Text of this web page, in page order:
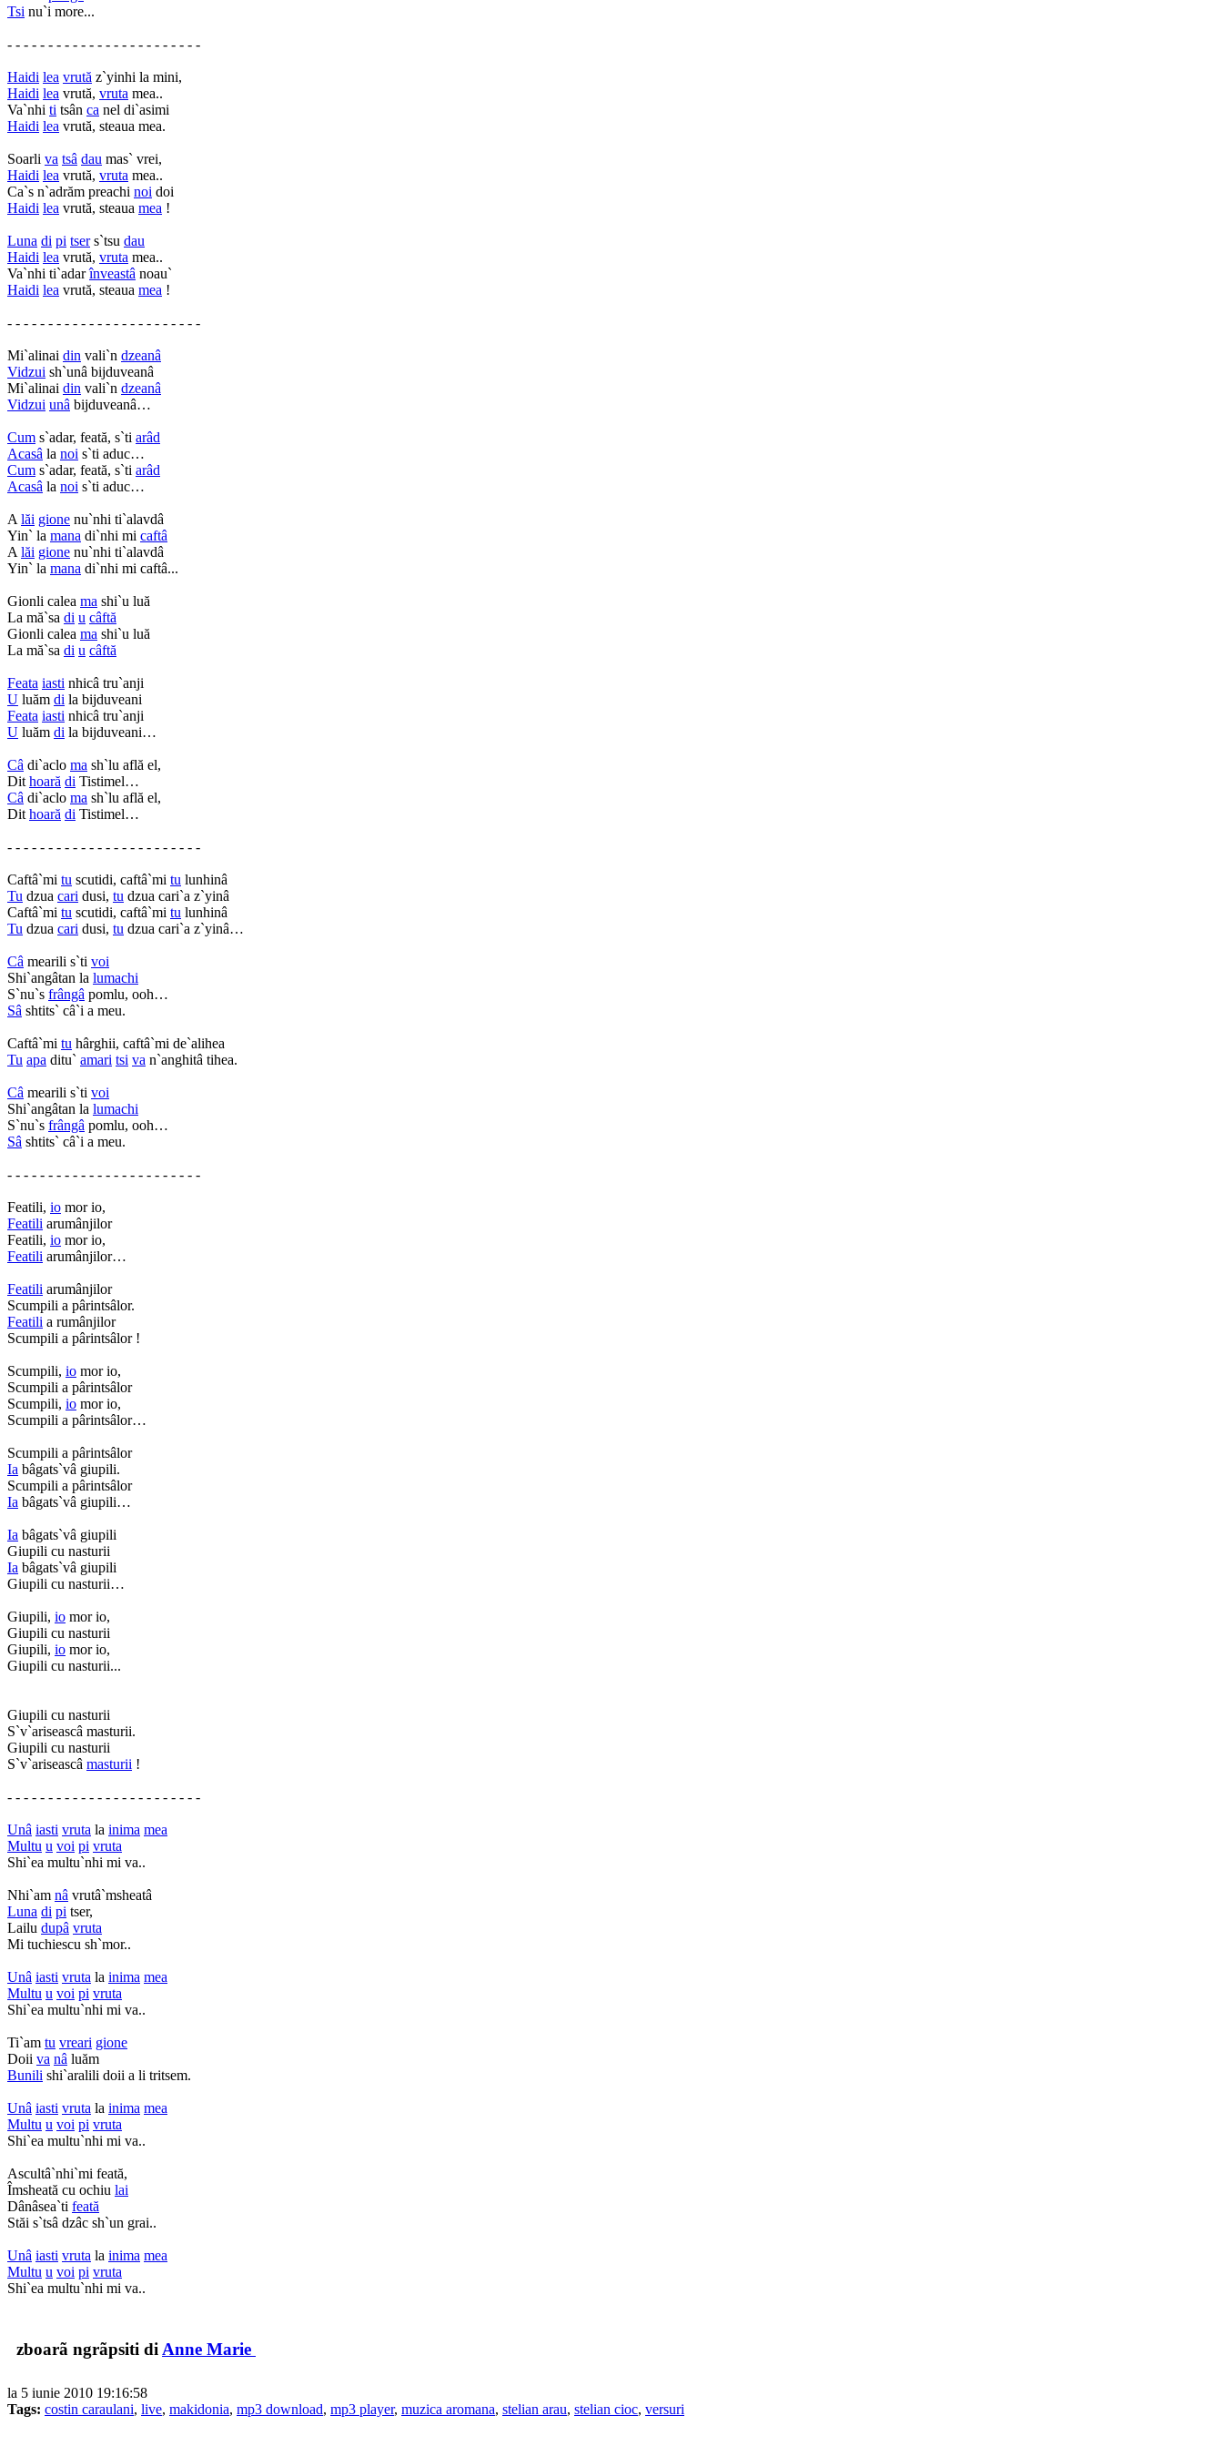
Tsi nu`i more...
- - - - - - - - - - - - - - - - - - - - - - - -
Haidi lea vrută z`yinhi la mini,
Haidi lea vrută, vruta mea..
Va`nhi ti tsân ca nel di`asimi
Haidi lea vrută, steaua mea.
Soarli va tsâ dau mas` vrei,
Haidi lea vrută, vruta mea..
Ca`s n`adrăm preachi noi doi
Haidi lea vrută, steaua mea !
Luna di pi tsers`tsu dau
Haidi lea vrută, vruta mea..
Va`nhi ti`adarînveastâ noau`
Haidi lea vrută, steaua mea !
- - - - - - - - - - - - - - - - - - - - - - - -
Mi`alinai din vali`n dzeanâ
Vidzui sh`unâ bijduveanâ
Mi`alinai din vali`n dzeanâ
Vidzui unâ bijduveanâ…
Cum s`adar, feată, s`ti arâd
Acasâ la noi s`ti aduc…
Cum s`adar, feată, s`ti arâd
Acasâ la noi s`ti aduc…
A lăi gione nu`nhi ti`alavdâ
Yin` la mana di`nhi mi caftâ
A lăi gione nu`nhi ti`alavdâ
Yin` la mana di`nhi mi caftâ...
Gionli calea ma shi`u luă
La mă`sa di u câftă
Gionli calea ma shi`u luă
La mă`sa di u câftă
Feata iasti nhicâ tru`anji
U luăm di la bijduveani
Feata iasti nhicâ tru`anji
U luăm di la bijduveani…
Câ di`aclo ma sh`lu află el,
Dit hoară di Tistimel…
Câ di`aclo ma sh`lu află el,
Dit hoară di Tistimel…
- - - - - - - - - - - - - - - - - - - - - - - -
Caftâ`mi tu scutidi, caftâ`mi tu lunhinâ
Tu dzua cari dusi, tu dzua cari`a z`yinâ
Caftâ`mi tu scutidi, caftâ`mi tu lunhinâ
Tu dzua cari dusi, tu dzua cari`a z`yinâ…
Câ mearili s`ti voi
Shi`angâtan la lumachi
S`nu`s frângâ pomlu, ooh…
Sâ shtits` câ`i a meu.
Caftâ`mi tu hârghii, caftâ`mi de`alihea
Tu apa ditu` amari tsi va n`anghitâ tihea.
Câ mearili s`ti voi
Shi`angâtan la lumachi
S`nu`s frângâ pomlu, ooh…
Sâ shtits` câ`i a meu.
- - - - - - - - - - - - - - - - - - - - - - - -
Featili, io mor io,
Featili arumânjilor
Featili, io mor io,
Featili arumânjilor…
Featili arumânjilor
Scumpili a pârintsâlor.
Featili a rumânjilor
Scumpili a pârintsâlor !
Scumpili, io mor io,
Scumpili a pârintsâlor
Scumpili, io mor io,
Scumpili a pârintsâlor…
Scumpili a pârintsâlor
Ia bâgats`vâ giupili.
Scumpili a pârintsâlor
Ia bâgats`vâ giupili…
Ia bâgats`vâ giupili
Giupili cu nasturii
Ia bâgats`vâ giupili
Giupili cu nasturii…
Giupili, io mor io,
Giupili cu nasturii
Giupili, io mor io,
Giupili cu nasturii...
Giupili cu nasturii
S`v`ariseascâ masturii.
Giupili cu nasturii
S`v`ariseascâ masturii !
- - - - - - - - - - - - - - - - - - - - - - - -
Unâ iasti vruta la inima mea
Multu u voi pi vruta
Shi`ea multu`nhi mi va..
Nhi`am nâ vrutâ`msheatâ
Luna di pi tser,
Lailu dupâ vruta
Mi tuchiescu sh`mor..
Unâ iasti vruta la inima mea
Multu u voi pi vruta
Shi`ea multu`nhi mi va..
Ti`am tu vreari gione
Doii va nâ luăm
Bunili shi`aralili doii a li tritsem.
Unâ iasti vruta la inima mea
Multu u voi pi vruta
Shi`ea multu`nhi mi va..
Ascultâ`nhi`mi feată,
Îmsheată cu ochiu lai
Dânâsea`ti feată
Stăi s`tsâ dzâc sh`un grai..
Unâ iasti vruta la inima mea
Multu u voi pi vruta
Shi`ea multu`nhi mi va..
zboarã ngrãpsiti di Anne Marie
la 5 iunie 2010 19:16:58
Tags: costin caraulani, live, makidonia, mp3 download, mp3 player, muzica aromana, stelian arau, stelian cioc, versuri